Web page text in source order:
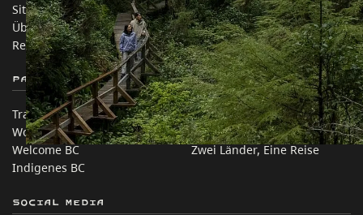
Sitemap
Über uns
Rechtliches & Richtlinien
Medien
Unternehmen
简体中文 – China
Partnerseiten
Trade & Invest BC
Work BC
Welcome BC
Indigenes BC
Auf dieser Website
Reisevorschläge
Praktische Tipps
Zwei Länder, Eine Reise
Social Media